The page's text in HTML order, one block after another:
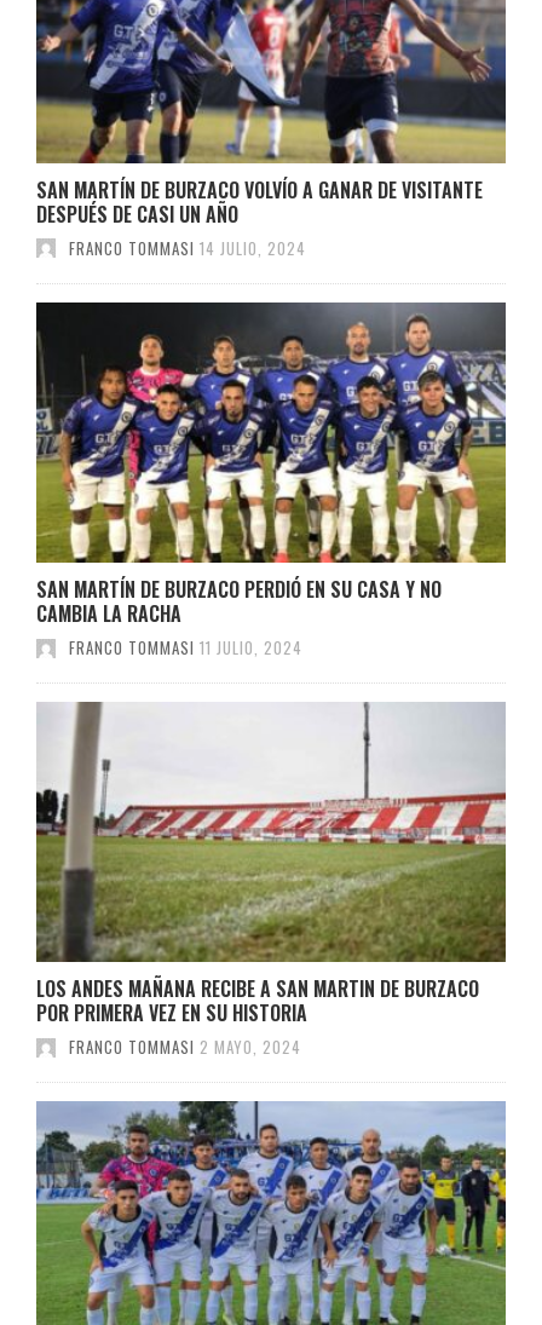
SAN MARTÍN DE BURZACO VOLVÍO A GANAR DE VISITANTE
DESPUÉS DE CASI UN AÑO
FRANCO TOMMASI 14 JULIO, 2024
SAN MARTÍN DE BURZACO PERDIÓ EN SU CASA Y NO
CAMBIA LA RACHA
FRANCO TOMMASI 11 JULIO, 2024
LOS ANDES MAÑANA RECIBE A SAN MARTIN DE BURZACO
POR PRIMERA VEZ EN SU HISTORIA
FRANCO TOMMASI 2 MAYO, 2024